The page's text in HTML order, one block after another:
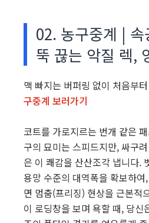
02. 농구중계 |
뚝 끊는 악질 렉,
맥 빠지는 버퍼링 없이 처음부
구중계 보러가기
코트를 가로지르는 번개 같은
구의 묘미는 스피드지만, 싸구
은 이 쾌감을 산산조각 냅니다.
용망 수준의 대역폭을 확보하
면 멈춤(프리징) 현상을 근본적
이 로딩창을 보며 욕할 때, 당신